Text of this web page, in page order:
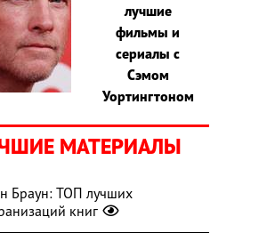
лучшие
фильмы и
сериалы с
Сэмом
Уортингтоном
МАТЕРИАЛЫ
Браун: ТОП лучших
книг